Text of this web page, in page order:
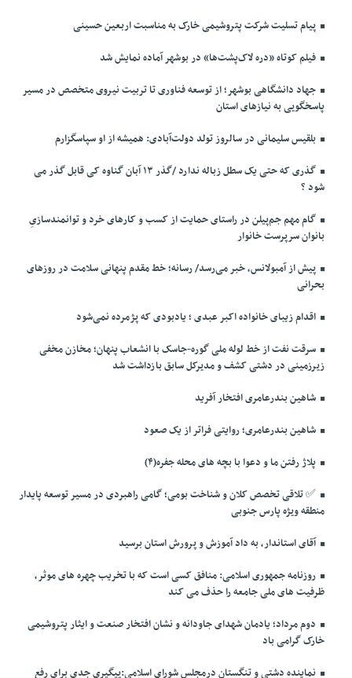
پیام تسلیت شرکت پتروشیمی خارک به مناسبت اربعین حسینی
فیلم کوتاه «دره لاک‌پشت‌ها» در بوشهر آماده نمایش شد
جهاد دانشگاهی بوشهر؛ از توسعه فناوری تا تربیت نیروی متخصص در مسیر
پاسخگویی به نیازهای استان
بلقیس سلیمانی در سالروز تولد دولت‌آبادی: همیشه از او سپاسگزارم
گذری که حتی یک سطل زباله ندارد /گذر ۱۳ آبان گناوه کی قابل گذر می
شود ؟
گام مهم جم‌پیلن در راستای حمایت از کسب و کارهای خرد و توانمندسازیِ
بانوان سرپرست خانوار
پیش از آمبولانس، خبر می‌رسد/ رسانه؛ خط مقدم پنهانی سلامت در روزهای
بحرانی
اقدام زیبای خانواده اکبر عبدی ؛ یادبودی که پژمرده نمی‌شود
سرقت نفت از خط لوله ملی گوره-جاسک با انشعاب پنهان؛ مخازن مخفی
زیرزمینی در دشتی کشف و مدیرکل سابق بازداشت شد
شاهین بندرعامری افتخار آفرید
شاهین بندرعامری؛ روایتی فراتر از یک صعود
پلاژ رفتن ما و دعوا با بچه های محله جفره(۴)
✅️ تلاقی تخصص کلان و شناخت بومی؛ گامی راهبردی در مسیر توسعه پایدار
منطقه ویژه پارس جنوبی
آقای استاندار، به داد آموزش و پرورش استان برسید
روزنامه جمهوری اسلامی: منافق کسی است که با تخریب چهره های موثر،
ظرفیت های ملی جامعه را حذف می کند
دوم مرداد؛ یادمان شهدای جاودانه و نشان افتخار صنعت و ایثار پتروشیمی
خارک گرامی باد
نماینده دشتی و تنگستان درمجلس شورای اسلامی:پیگیری جدی برای رفع